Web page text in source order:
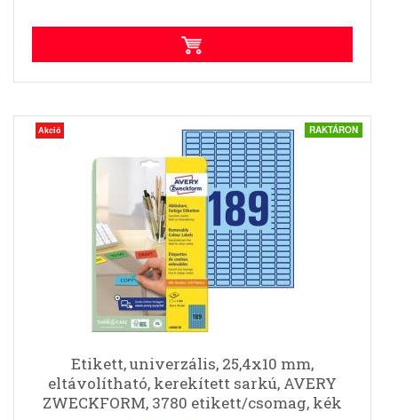
Akció RAKTÁRON
Etikett, univerzális, 25,4x10 mm,
eltávolítható, kerekített sarkú, AVERY
ZWECKFORM, 3780 etikett/csomag, kék